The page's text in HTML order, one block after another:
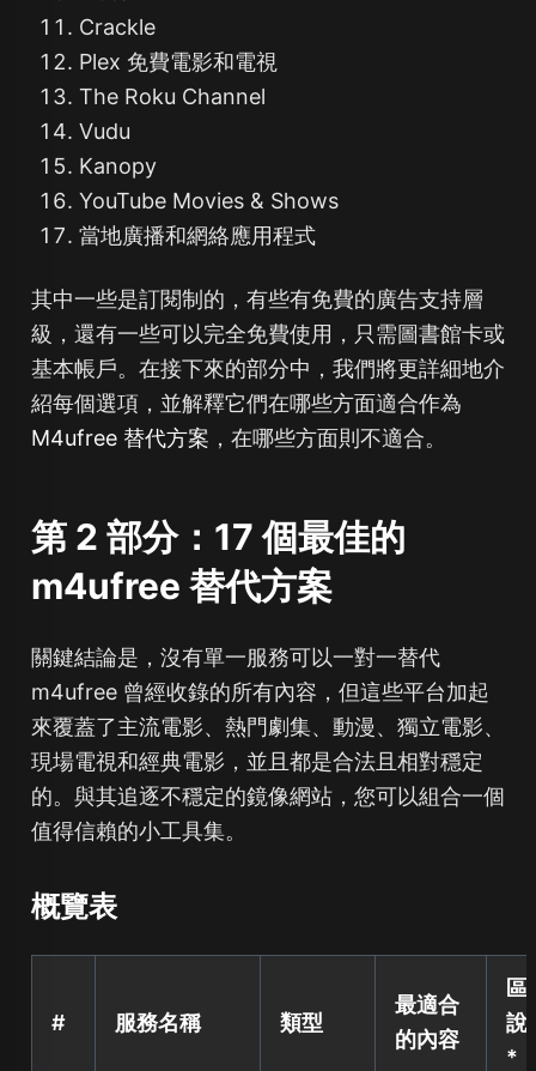
Crackle
Plex 免費電影和電視
The Roku Channel
Vudu
Kanopy
YouTube Movies & Shows
當地廣播和網絡應用程式
其中一些是訂閱制的，有些有免費的廣告支持層
級，還有一些可以完全免費使用，只需圖書館卡或
基本帳戶。在接下來的部分中，我們將更詳細地介
紹每個選項，並解釋它們在哪些方面適合作為
M4ufree 替代方案 ，在哪些方面則不適合。
第 2 部分：17 個最佳的
m4ufree 替代方案
關鍵結論是，沒有單一服務可以一對一替代
m4ufree 曾經收錄的所有內容，但這些平台加起
來覆蓋了主流電影、熱門劇集、動漫、獨立電影、
現場電視和經典電影，並且都是合法且相對穩定
的。與其追逐不穩定的鏡像網站，您可以組合一個
值得信賴的小工具集。
概覽表
# 服務名稱 類型
最適合
的內容
區
說
*